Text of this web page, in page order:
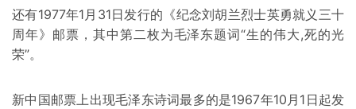
还有1977年1月31日发行的《纪念刘胡兰烈士英勇就义三十
周年》邮票，其中第二枚为毛泽东题词“生的伟大,死的光
荣”。
新中国邮票上出现毛泽东诗词最多的是1967年10月1日起发